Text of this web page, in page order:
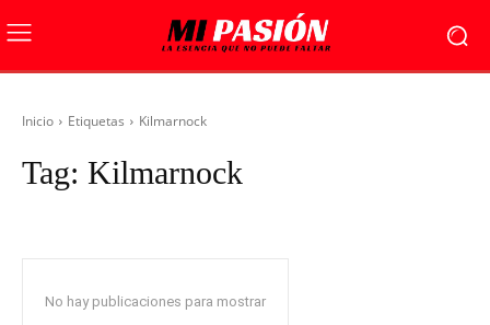
Inicio Etiquetas Kilmarnock
Tag: Kilmarnock
No hay publicaciones para mostrar